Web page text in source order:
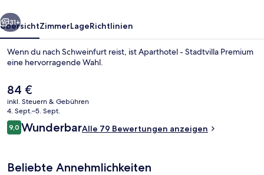
Weiter
31+
ÜbersichtZimmerLageRichtlinien
Wenn du nach Schweinfurt reist, ist Aparthotel - Stadtvilla Premium
eine hervorragende Wahl.
Der
aktuelle
Preis
beträgt
84 €.
84 €
inkl. Steuern & Gebühren
4. Sept.–5. Sept.
Bewertungen
9,09,0 von 10.
WunderbarAlle 79 Bewertungen anzeigen
Beliebte Annehmlichkeiten